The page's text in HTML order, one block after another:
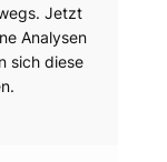
Jetzt
Analysen
sich diese